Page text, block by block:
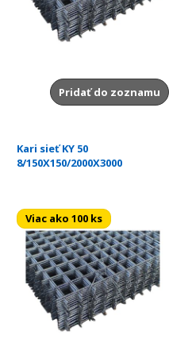
Pridať do zoznamu
Kari sieť KY 50
8/150X150/2000X3000
Viac ako 100 ks